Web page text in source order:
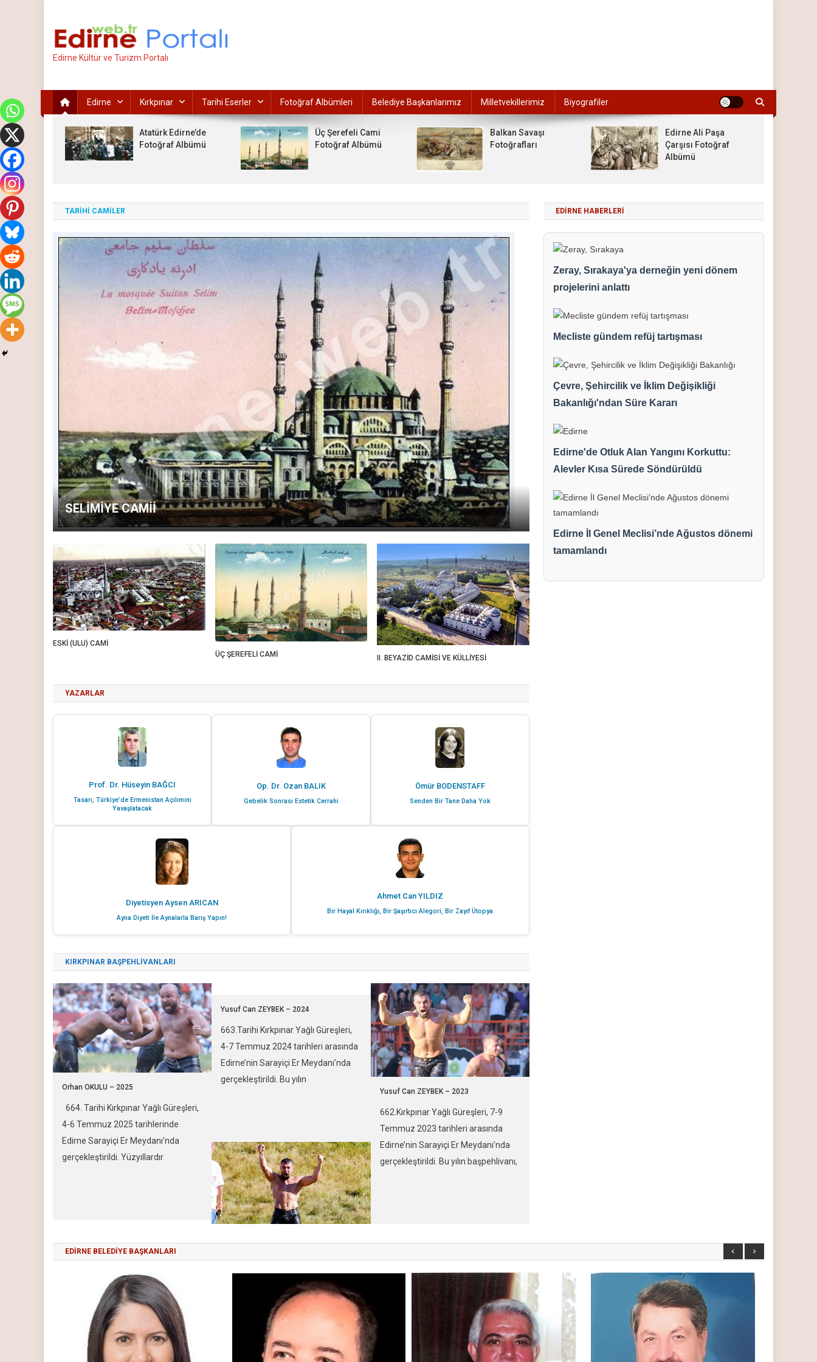
Edirne Kültür ve Turizm Portalı
Edirne Kırkpınar Tarihi Eserler Fotoğraf Albümleri Belediye Başkanlarımız Milletvekillerimiz Biyografiler
Atatürk Edirne’de
Fotoğraf Albümü
Üç Şerefeli Cami
Fotoğraf Albümü
Balkan Savaşı
Fotoğrafları
Edirne Ali Paşa
Çarşısı Fotoğraf
Albümü
TARİHİ CAMİLER
SELİMİYE CAMİİ
ESKİ (ULU) CAMİ
ÜÇ ŞEREFELİ CAMİ
II. BEYAZİD CAMİSİ VE KÜLLİYESİ
YAZARLAR
Prof. Dr. Hüseyin BAĞCI
Tasarı, Türkiye’de Ermenistan Açılımını
Yavaşlatacak
Op. Dr. Ozan BALIK
Gebelik Sonrası Estetik Cerrahi
Ömür BODENSTAFF
Senden Bir Tane Daha Yok
Diyetisyen Aysen ARICAN
Ayna Diyeti İle Aynalarla Barış Yapın!
Ahmet Can YILDIZ
Bir Hayal Kırıklığı, Bir Şaşırtıcı Alegori, Bir Zayıf Ütopya
KIRKPINAR BAŞPEHLİVANLARI
Orhan OKULU – 2025
664. Tarihi Kırkpınar Yağlı Güreşleri,
4-6 Temmuz 2025 tarihlerinde
Edirne Sarayiçi Er Meydanı’nda
gerçekleştirildi. Yüzyıllardır
edilmektedir. Bu yılın en büyük
yaşandı. Tecrübeli güreşçi Orhan
OKULU ile genç rakibi […]
Yusuf Can ZEYBEK – 2024
663.Tarihi Kırkpınar Yağlı Güreşleri,
4-7 Temmuz 2024 tarihleri arasında
Edirne’nin Sarayiçi Er Meydanı’nda
gerçekleştirildi. Bu yılın
kadar Ali GÜRBÜZ ve Orhan OKULU
gibi favori isimlerin elendiği
güreşlerin çoğunluğu, puan alanın
kazandığı uzatmalara gitti. Sarayiçi
Er Meydanı’nda, final güreşinden
önce gerçekleştirilen yarı final […]
Yusuf Can ZEYBEK – 2023
662.Kırkpınar Yağlı Güreşleri, 7-9
Temmuz 2023 tarihleri arasında
Edirne’nin Sarayiçi Er Meydanı’nda
gerçekleştirildi. Bu yılın başpehlivanı,
ederek başpehlivanlık unvanını
kazandı. Final müsabakasında 40
dakikalık normal sürede yeniş
çıkmaması nedeniyle altın puan
denilen puan alanın kazanacağı
EDIRNE HABERLERI
Zeray, Sırakaya'ya derneğin yeni dönem
projelerini anlattı
Mecliste gündem refüj tartışması
Çevre, Şehircilik ve İklim Değişikliği
Bakanlığı'ndan Süre Kararı
Edirne'de Otluk Alan Yangını Korkuttu:
Alevler Kısa Sürede Söndürüldü
Edirne İl Genel Meclisi’nde Ağustos dönemi
tamamlandı
EDİRNE BELEDİYE BAŞKANLARI